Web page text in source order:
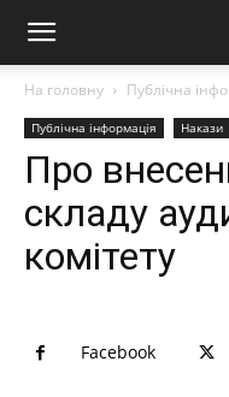
На головну Публічна
Публічна інформація Накази
Про
складу
комітету
Facebook